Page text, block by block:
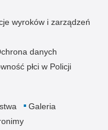
wyroków i zarządzeń
danych
płci w Policji
Galeria